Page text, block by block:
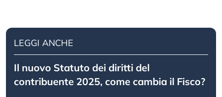
LEGGI ANCHE
Il nuovo Statuto dei diritti del
contribuente 2025, come cambia il Fisco?